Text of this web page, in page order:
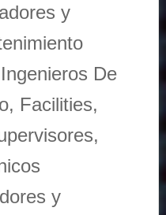
y
De
Facilities,
y